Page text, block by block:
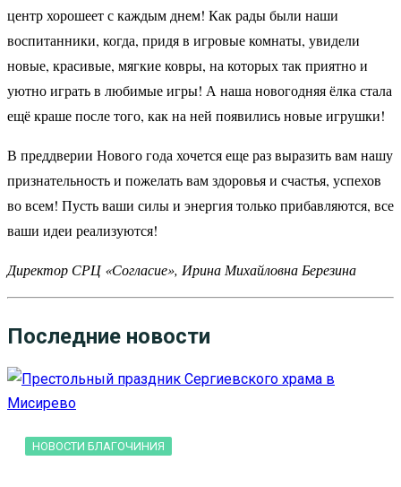
центр хорошеет с каждым днем! Как рады были наши
воспитанники, когда, придя в игровые комнаты, увидели
новые, красивые, мягкие ковры, на которых так приятно и
уютно играть в любимые игры! А наша новогодняя ёлка стала
ещё краше после того, как на ней появились новые игрушки!
В преддверии Нового года хочется еще раз выразить вам нашу
признательность и пожелать вам здоровья и счастья, успехов
во всем! Пусть ваши силы и энергия только прибавляются, все
ваши идеи реализуются!
Директор СРЦ «Согласие», Ирина Михайловна Березина
Последние новости
НОВОСТИ БЛАГОЧИНИЯ